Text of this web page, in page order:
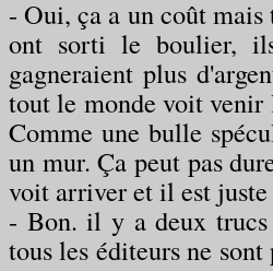
- Oui, ça a un coût
ont sorti le boulier,
gagneraient plus
tout le monde voit
Comme une bulle
un mur. Ça peut pas
voit arriver et il est
- Bon. il y a deux
tous les éditeurs ne